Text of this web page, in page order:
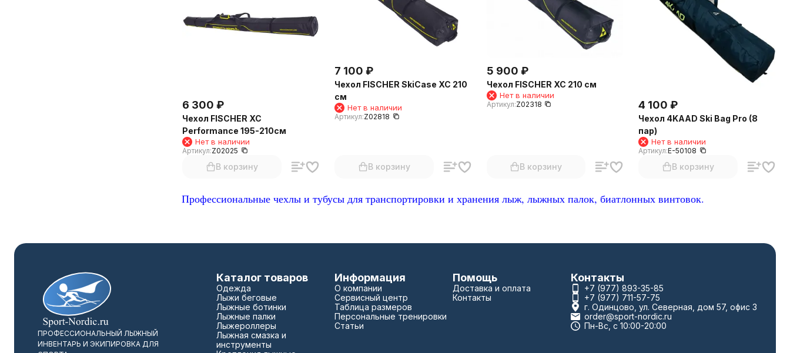
6 300 ₽
Чехол FISCHER XC
Performance 195-210см
Нет в наличии
Артикул:Z02025
В корзину
7 100 ₽
Чехол FISCHER SkiCase XC 210
см
Нет в наличии
Артикул:Z02818
В корзину
5 900 ₽
Чехол FISCHER XC 210 см
Нет в наличии
Артикул:Z02318
В корзину
4 100 ₽
Чехол 4KAAD Ski Bag Pro (8
пар)
Нет в наличии
Артикул:E-50108
В корзину
Профессиональные чехлы и тубусы для транспортировки и хранения лыж, лыжных палок, биатлонных винтовок.
ПРОФЕССИОНАЛЬНЫЙ ЛЫЖНЫЙ
ИНВЕНТАРЬ И ЭКИПИРОВКА ДЛЯ
Каталог товаров
Одежда
Лыжи беговые
Лыжные ботинки
Лыжные палки
Лыжероллеры
Лыжная смазка и
инструменты
Информация
О компании
Сервисный центр
Таблица размеров
Персональные тренировки
Статьи
Помощь
Доставка и оплата
Контакты
Контакты
+7 (977) 893-35-85
+7 (977) 711-57-75
г. Одинцово, ул. Северная, дом 57, офис 3
order@sport-nordic.ru
Пн-Вс, с 10:00-20:00